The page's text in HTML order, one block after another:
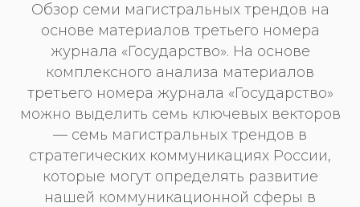
Обзор семи магистральных трендов на
основе материалов третьего номера
журнала «Государство». На основе
комплексного анализа материалов
третьего номера журнала «Государство»
можно выделить семь ключевых векторов
— семь магистральных трендов в
стратегических коммуникациях России,
которые могут определять развитие
нашей коммуникационной сферы в